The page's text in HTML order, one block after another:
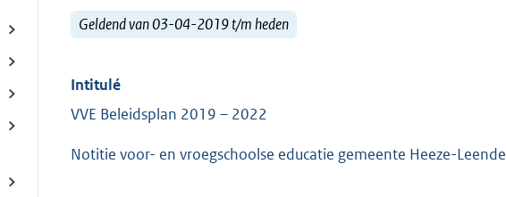
Geldend van 03-04-2019 t/m heden
Intitulé
VVE Beleidsplan 2019 – 2022
Notitie voor- en vroegschoolse educatie gemeente Heeze-Leende